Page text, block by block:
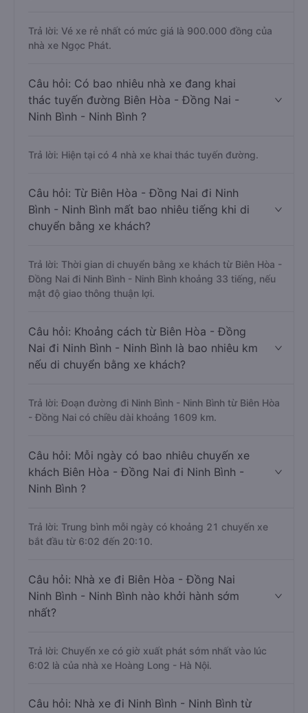
Trả lời: Vé xe rẻ nhất có mức giá là 900.000 đồng của
nhà xe Ngọc Phát.
Câu hỏi: Có bao nhiêu nhà xe đang khai
thác tuyến đường Biên Hòa - Đồng Nai -
Ninh Bình - Ninh Bình ?
Trả lời: Hiện tại có 4 nhà xe khai thác tuyến đường.
Câu hỏi: Từ Biên Hòa - Đồng Nai đi Ninh
Bình - Ninh Bình mất bao nhiêu tiếng khi di
chuyển bằng xe khách?
Trả lời: Thời gian di chuyển bằng xe khách từ Biên Hòa -
Đồng Nai đi Ninh Bình - Ninh Bình khoảng 33 tiếng, nếu
mật độ giao thông thuận lợi.
Câu hỏi: Khoảng cách từ Biên Hòa - Đồng
Nai đi Ninh Bình - Ninh Bình là bao nhiêu km
nếu di chuyển bằng xe khách?
Trả lời: Đoạn đường đi Ninh Bình - Ninh Bình từ Biên Hòa
- Đồng Nai có chiều dài khoảng 1609 km.
Câu hỏi: Mỗi ngày có bao nhiêu chuyến xe
khách Biên Hòa - Đồng Nai đi Ninh Bình -
Ninh Bình ?
Trả lời: Trung bình mỗi ngày có khoảng 21 chuyến xe
bắt đầu từ 6:02 đến 20:10.
Câu hỏi: Nhà xe đi Biên Hòa - Đồng Nai
Ninh Bình - Ninh Bình nào khởi hành sớm
nhất?
Trả lời: Chuyến xe có giờ xuất phát sớm nhất vào lúc
6:02 là của nhà xe Hoàng Long - Hà Nội.
Câu hỏi: Nhà xe đi Ninh Bình - Ninh Bình từ